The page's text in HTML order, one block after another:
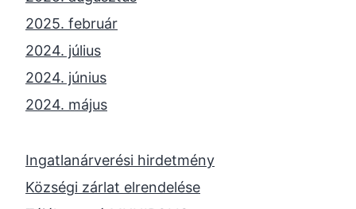
2025. február
2024. július
2024. június
2024. május
2023. november
2023. október
Ingatlanárverési hirdetmény
Községi zárlat elrendelése